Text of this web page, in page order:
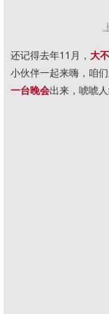
还记得去年11月， 大
小伙伴一起来嗨，咱
一台晚会出来，唬唬